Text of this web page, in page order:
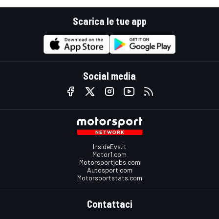
Scarica le tue app
Social media
InsideEvs.it
Motor1.com
Motorsportjobs.com
Autosport.com
Motorsportstats.com
Contattaci